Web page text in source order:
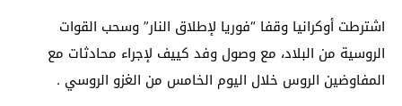
اشترطت أوكرانيا وقفا “فوريا لإطلاق النار” وسحب القوات
الروسية من البلاد، مع وصول وفد كييف لإجراء محادثات مع
المفاوضين الروس خلال اليوم الخامس من الغزو الروسي .